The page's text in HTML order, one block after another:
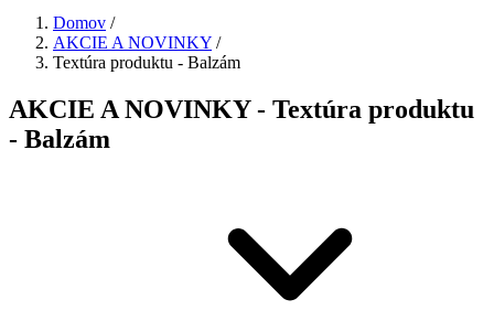
Domov /
AKCIE A NOVINKY /
Textúra produktu - Balzám
AKCIE A NOVINKY - Textúra produktu
- Balzám